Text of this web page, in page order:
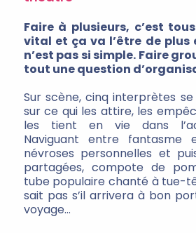
Faire à plusieurs, c’est
vital et ça va l’être de plus
n’est pas si simple. Faire
tout une question
Sur scène, cinq interprètes
sur ce qui les attire, les
les tient en vie dans
Naviguant entre fantasme
névroses personnelles et
partagées, compote de
tube populaire chanté à tue-
sait pas s’il arrivera à bon
voyage…